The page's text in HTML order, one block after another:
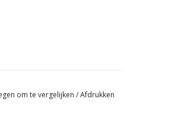
om te vergelijken /Afdrukken